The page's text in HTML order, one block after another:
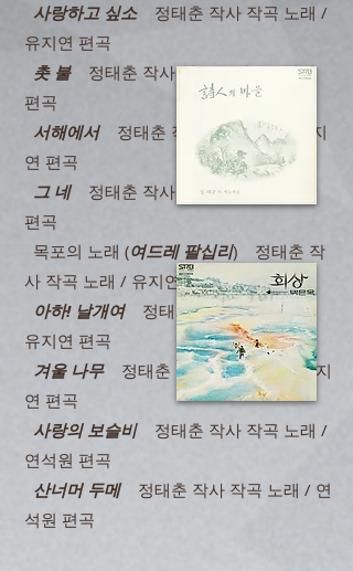
사랑하고 싶소정태춘 작사 작곡 노래 /
유지연 편곡
촛 불
정태춘 작사 작곡 노래 / 유지연
편곡
서해에서정태춘 작사 작곡 노래 / 유지
연 편곡
그 네정태춘 작사 작곡 노래 / 방기남
편곡
목포의 노래 (여드레 팔십리) 정태춘 작
사 작곡 노래 / 유지연 편곡
아하! 날개여정태춘 작사 작곡 노래 /
유지연 편곡
겨울 나무정태춘 작사 작곡 노래 / 유지
연 편곡
사랑의 보슬비정태춘 작사 작곡 노래 /
연석원 편곡
산너머 두메
정태춘 작사 작곡 노래 / 연
석원 편곡